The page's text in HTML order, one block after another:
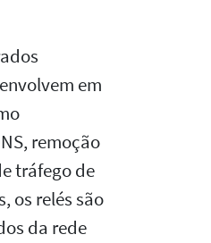
em
remoção
tráfego de
os relés são
da rede